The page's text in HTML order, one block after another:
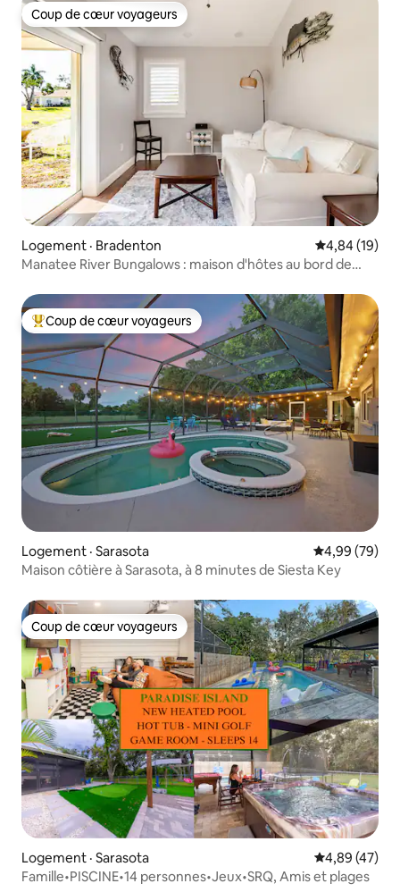
Coup de cœur voyageurs
Coup de cœur voyageurs
Logement · Bradenton Note
4,84 (19)
Manatee River Bungalows : maison d'hôtes au bord de
Coup de cœur voyageurs parmi les plus aimés
Coup de cœur voyageurs
Logement · Sarasota Note
4,99 (79)
Maison côtière à Sarasota, à 8 minutes de Siesta Key
Coup de cœur voyageurs
Coup de cœur voyageurs
Logement · Sarasota Note
4,89 (47)
Famille•PISCINE•14 personnes•Jeux•SRQ, Amis et plages